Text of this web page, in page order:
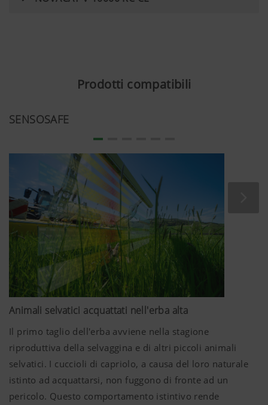
Prodotti compatibili
SENSOSAFE
Animali selvatici acquattati nell'erba alta
Il primo taglio dell'erba avviene nella stagione
riproduttiva della selvaggina e di altri piccoli animali
selvatici. I cuccioli di capriolo, a causa del loro naturale
istinto ad acquattarsi, non fuggono di fronte ad un
pericolo. Questo comportamento istintivo rende